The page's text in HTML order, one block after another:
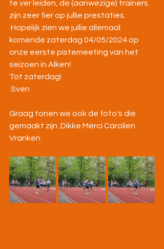
te ver leiden, de (aanwezige) trainers
zijn zeer fier op jullie prestaties.
komende zaterdag 04/05/2024 op
onze eerste pistemeeting van het
seizoen in Alken!
Tot zaterdag!
Sven
Graag tonen we ook de foto's die
gemaakt zijn .Dikke Merci Carolien
Vranken